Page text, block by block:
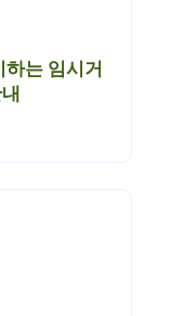
는 임시거